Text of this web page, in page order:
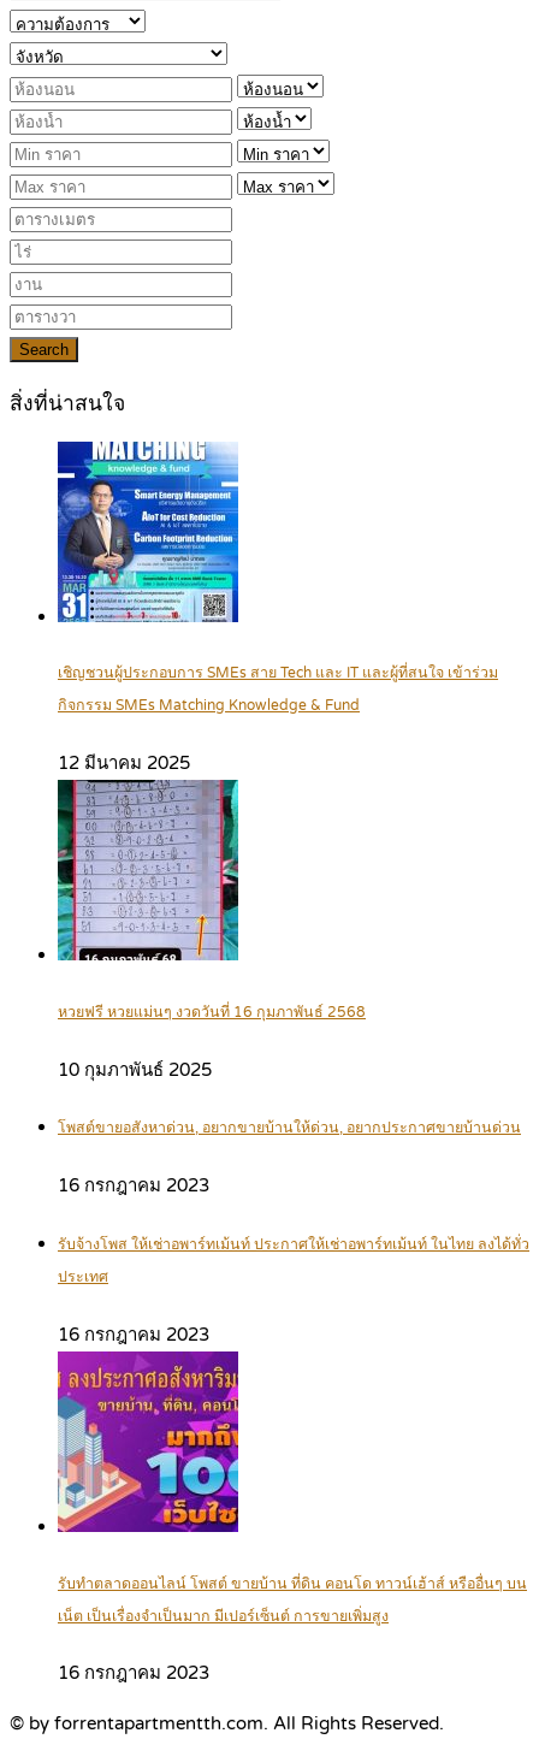
Search
สิ่งที่น่าสนใจ
เชิญชวนผู้ประกอบการ SMEs สาย Tech และ IT และผู้ที่สนใจ เข้าร่วม
กิจกรรม SMEs Matching Knowledge & Fund
12 มีนาคม 2025
หวยฟรี หวยแม่นๆ งวดวันที่ 16 กุมภาพันธ์ 2568
10 กุมภาพันธ์ 2025
โพสต์ขายอสังหาด่วน, อยากขายบ้านให้ด่วน, อยากประกาศขายบ้านด่วน
16 กรกฎาคม 2023
รับจ้างโพส ให้เช่าอพาร์ทเม้นท์ ประกาศให้เช่าอพาร์ทเม้นท์ ในไทย ลงได้ทั่ว
ประเทศ
16 กรกฎาคม 2023
รับทำตลาดออนไลน์ โพสต์ ขายบ้าน ที่ดิน คอนโด ทาวน์เฮ้าส์ หรืออื่นๆ บน
เน็ต เป็นเรื่องจำเป็นมาก มีเปอร์เซ็นต์ การขายเพิ่มสูง
16 กรกฎาคม 2023
© by forrentapartmentth.com. All Rights Reserved.